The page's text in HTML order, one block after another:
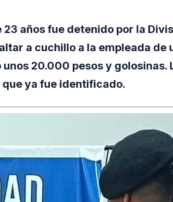
23 años fue detenido por la
a cuchillo a la empleada de
20.000 pesos y golosinas.
ya fue identificado.